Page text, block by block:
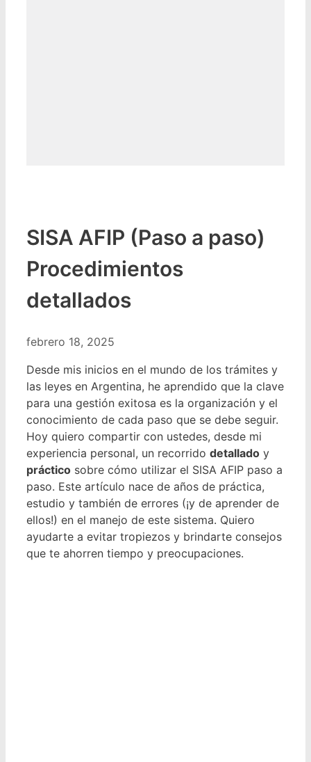
SISA AFIP (Paso a paso)
Procedimientos
detallados
febrero 18, 2025
Desde mis inicios en el mundo de los trámites y
las leyes en Argentina, he aprendido que la clave
para una gestión exitosa es la organización y el
conocimiento de cada paso que se debe seguir.
Hoy quiero compartir con ustedes, desde mi
experiencia personal, un recorrido detallado y
práctico sobre cómo utilizar el SISA AFIP paso a
paso. Este artículo nace de años de práctica,
estudio y también de errores (¡y de aprender de
ellos!) en el manejo de este sistema. Quiero
ayudarte a evitar tropiezos y brindarte consejos
que te ahorren tiempo y preocupaciones.